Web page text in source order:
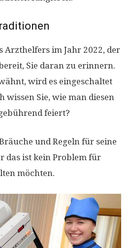
Arzthelfers im Jahr 2022, der
Sie daran zu erinnern.
wird es eingeschaltet
wissen Sie, wie man diesen
feiert?
und Regeln für seine
das ist kein Problem für
möchten.